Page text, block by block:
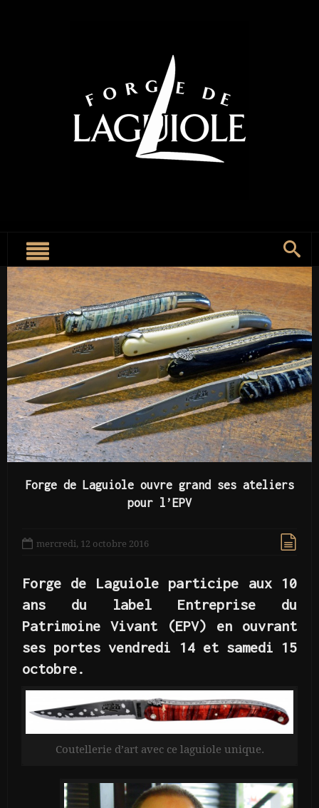
Forge de Laguiole ouvre grand ses ateliers
pour l’EPV
mercredi, 12 octobre 2016
Forge de Laguiole participe aux 10
ans du label Entreprise du
Patrimoine Vivant (EPV) en ouvrant
ses portes vendredi 14 et samedi 15
octobre.
Coutellerie d’art avec ce laguiole unique.